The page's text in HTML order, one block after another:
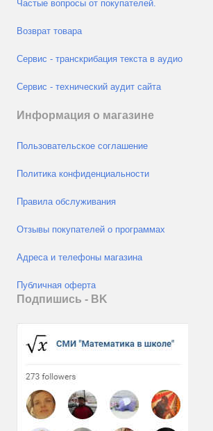
Частые вопросы от покупателей.
Возврат товара
Сервис - транскрибация текста в аудио
Сервис - технический аудит сайта
Информация о магазине
Пользовательское соглашение
Политика конфиденциальности
Правила обслуживания
Отзывы покупателей о программах
Адреса и телефоны магазина
Публичная оферта
Подпишись - ВK